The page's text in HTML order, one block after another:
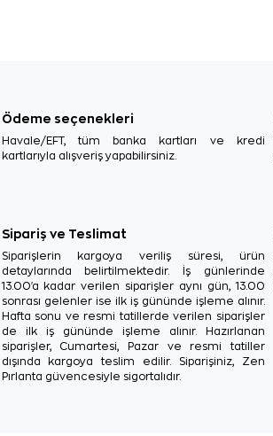
Ödeme seçenekleri
Havale/EFT, tüm banka kartları ve kredi
kartlarıyla alışveriş yapabilirsiniz.
Sipariş ve Teslimat
Siparişlerin kargoya veriliş süresi, ürün
detaylarında belirtilmektedir. İş günlerinde
13.00'a kadar verilen siparişler aynı gün, 13.00
sonrası gelenler ise ilk iş gününde işleme alınır.
Hafta sonu ve resmi tatillerde verilen siparişler
de ilk iş gününde işleme alınır. Hazırlanan
siparişler, Cumartesi, Pazar ve resmi tatiller
dışında kargoya teslim edilir. Siparişiniz, Zen
Pırlanta güvencesiyle sigortalıdır.